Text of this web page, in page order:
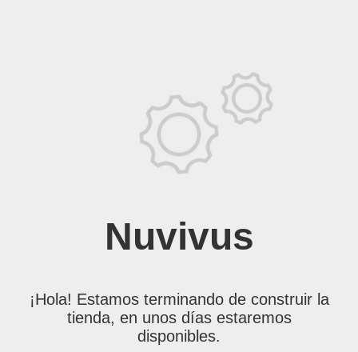
Nuvivus
¡Hola! Estamos terminando de construir la
tienda, en unos días estaremos
disponibles.